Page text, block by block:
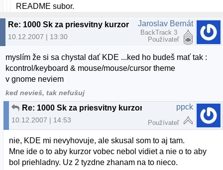
README subor.
Re: 1000 Sk za priesvitny kurzor
10.12.2007 | 13:30
Jaroslav Bernát
BackTrack 3
Používateľ
myslím že si sa chystal dať KDE ...ked ho budeš mať tak :
kcontrol/keyboard & mouse/mouse/cursor theme
v gnome neviem
ked nevieš, tak nefušuj
Re: 1000 Sk za priesvitny kurzor
10.12.2007 | 14:53
ppck
Používateľ
nie, KDE mi nevyhovuje, ale skusal som to aj tam.
Mne ide o to aby kurzor vobec nebol vidiet a nie o to aby
bol priehladny. Uz 2 tyzdne zhanam na to nieco.